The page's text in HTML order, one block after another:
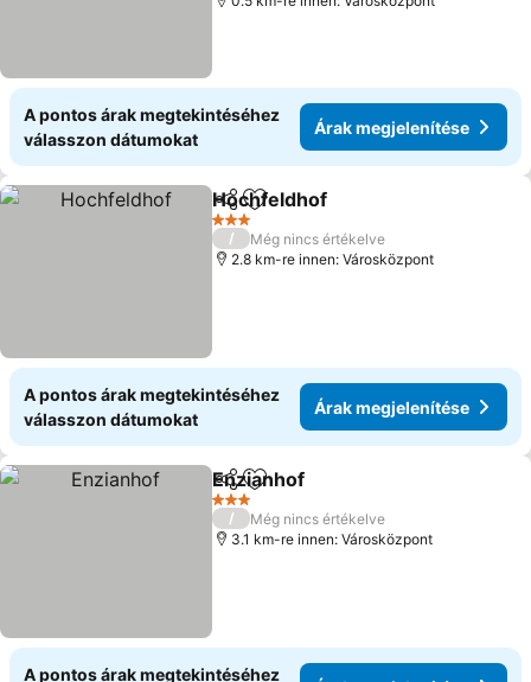
A pontos árak megtekintéséhez
válasszon dátumokat
Árak megjelenítése
Megosztás
Hozzáadás a kedvencekhez
Hochfeldhof
3 Kategória
/
Még nincs értékelve
2.8 km-re innen: Városközpont
A pontos árak megtekintéséhez
válasszon dátumokat
Árak megjelenítése
Megosztás
Hozzáadás a kedvencekhez
Enzianhof
3 Kategória
/
Még nincs értékelve
3.1 km-re innen: Városközpont
A pontos árak megtekintéséhez